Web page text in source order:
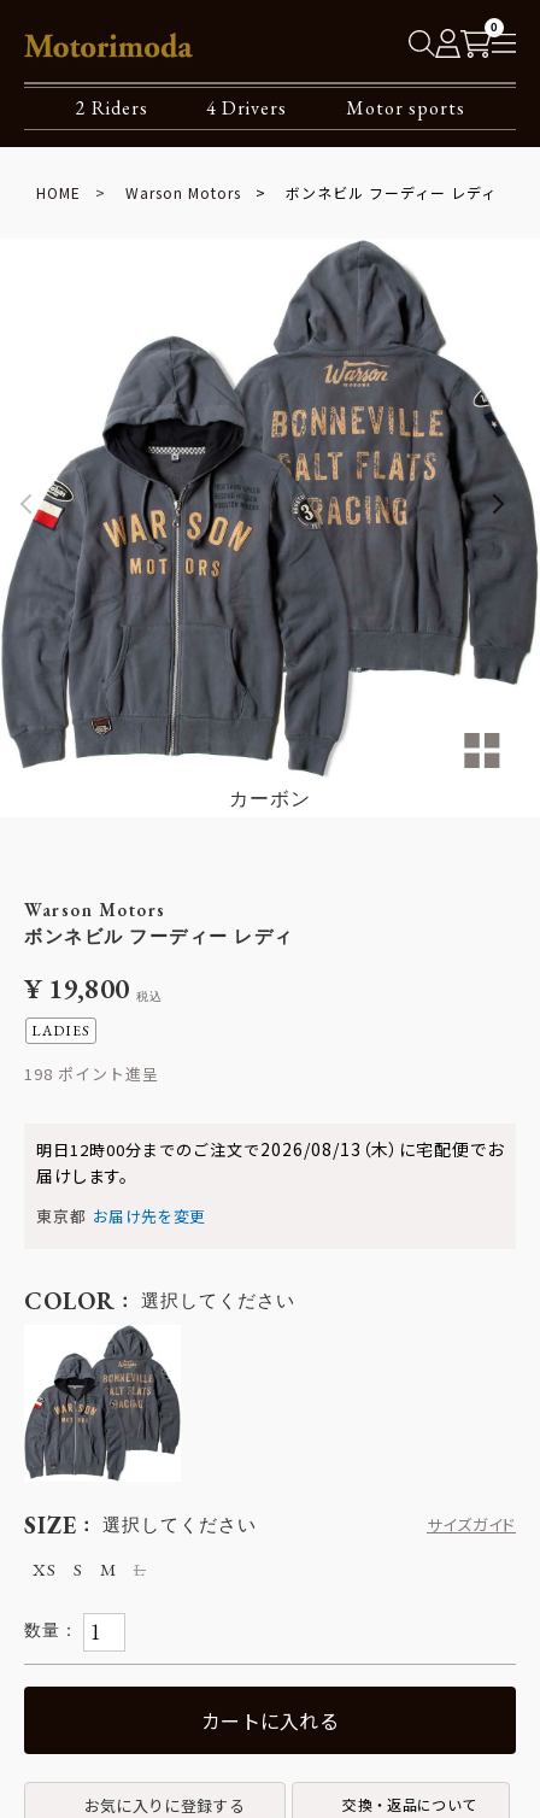
0
2 Riders 4 Drivers Motor sports
HOME Warson Motors ボンネビル フーディー レディ
カーボン
Warson Motors
ボンネビル フーディー レディ
¥ 19,800 税込
LADIES
198
明日12時00分までのご注文で2026/08/13（木） に宅配便でお
届けします。
東京都 お届け先を変更
SIZE 選択してください
サイズガイド
XS
S M L
COLOR 選択してください
カートに入れる
お気に入りに登録する 交換・返品について